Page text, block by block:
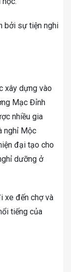
bởi sự tiện nghi
xây dựng vào
Mạc Đỉnh
nhiều gia
nghỉ Mộc
đại tạo cho
dưỡng ở
xe đến chợ và
tiếng của